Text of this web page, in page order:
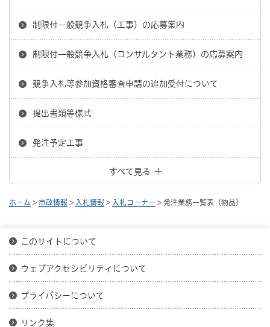
制限付一般競争入札（工事）の応募案内
制限付一般競争入札（コンサルタント業務）の応募案内
競争入札等参加資格審査申請の追加受付について
提出書類等様式
発注予定工事
すべて見る
ホーム > 市政情報 > 入札情報 > 入札コーナー > 発注業務一覧表（物品）
このサイトについて
ウェブアクセシビリティについて
プライバシーについて
リンク集